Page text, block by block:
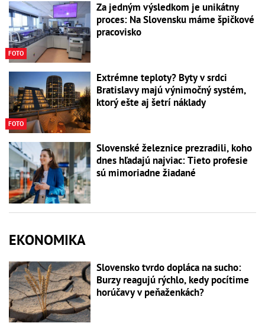
FOTO
Za jedným výsledkom je unikátny
proces: Na Slovensku máme špičkové
pracovisko
FOTO
Extrémne teploty? Byty v srdci
Bratislavy majú výnimočný systém,
ktorý ešte aj šetrí náklady
Slovenské železnice prezradili, koho
dnes hľadajú najviac: Tieto profesie
sú mimoriadne žiadané
EKONOMIKA
Slovensko tvrdo dopláca na sucho:
Burzy reagujú rýchlo, kedy pocítime
horúčavy v peňaženkách?